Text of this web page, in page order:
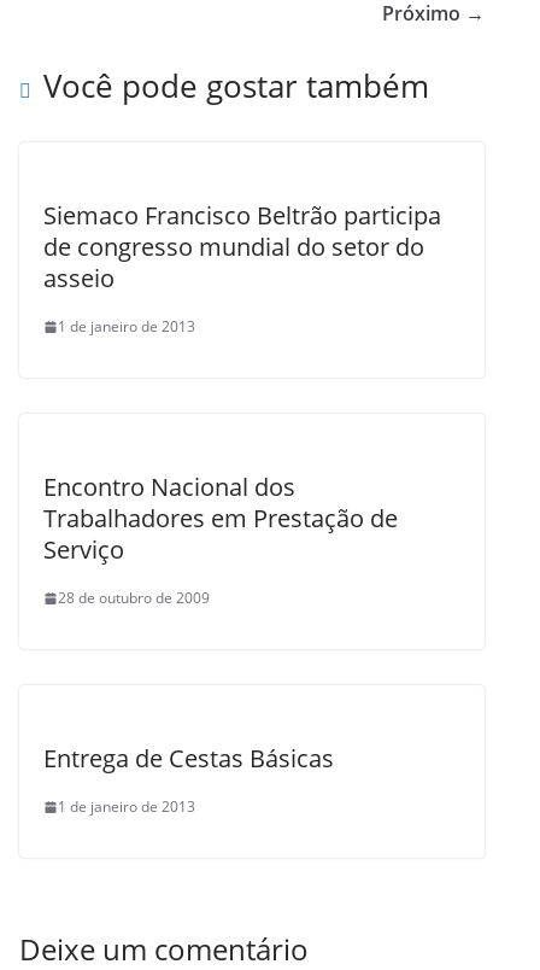
o
Próximo →
Você pode gostar também
Siemaco Francisco Beltrão participa
de congresso mundial do setor do
asseio
1 de janeiro de 2013
Encontro Nacional dos
Trabalhadores em Prestação de
Serviço
28 de outubro de 2009
Entrega de Cestas Básicas
1 de janeiro de 2013
Deixe um comentário